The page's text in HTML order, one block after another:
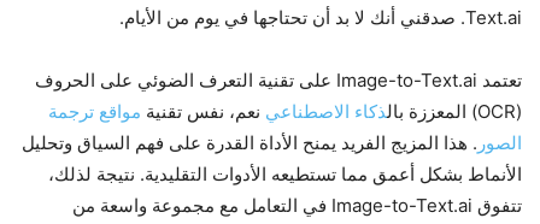
Text.ai. صدقني أنك لا بد أن تحتاجها في يوم من الأيام.
تعتمد Image-to-Text.ai على تقنية التعرف الضوئي على الحروف
(OCR) المعززة بال
ذكاء الاصطناعي نعم، نفس تقنية مواقع ترجمة
الصور . هذا المزيج الفريد يمنح الأداة القدرة على فهم السياق وتحليل
الأنماط بشكل أعمق مما تستطيعه الأدوات التقليدية. نتيجة لذلك،
تتفوق Image-to-Text.ai في التعامل مع مجموعة واسعة من